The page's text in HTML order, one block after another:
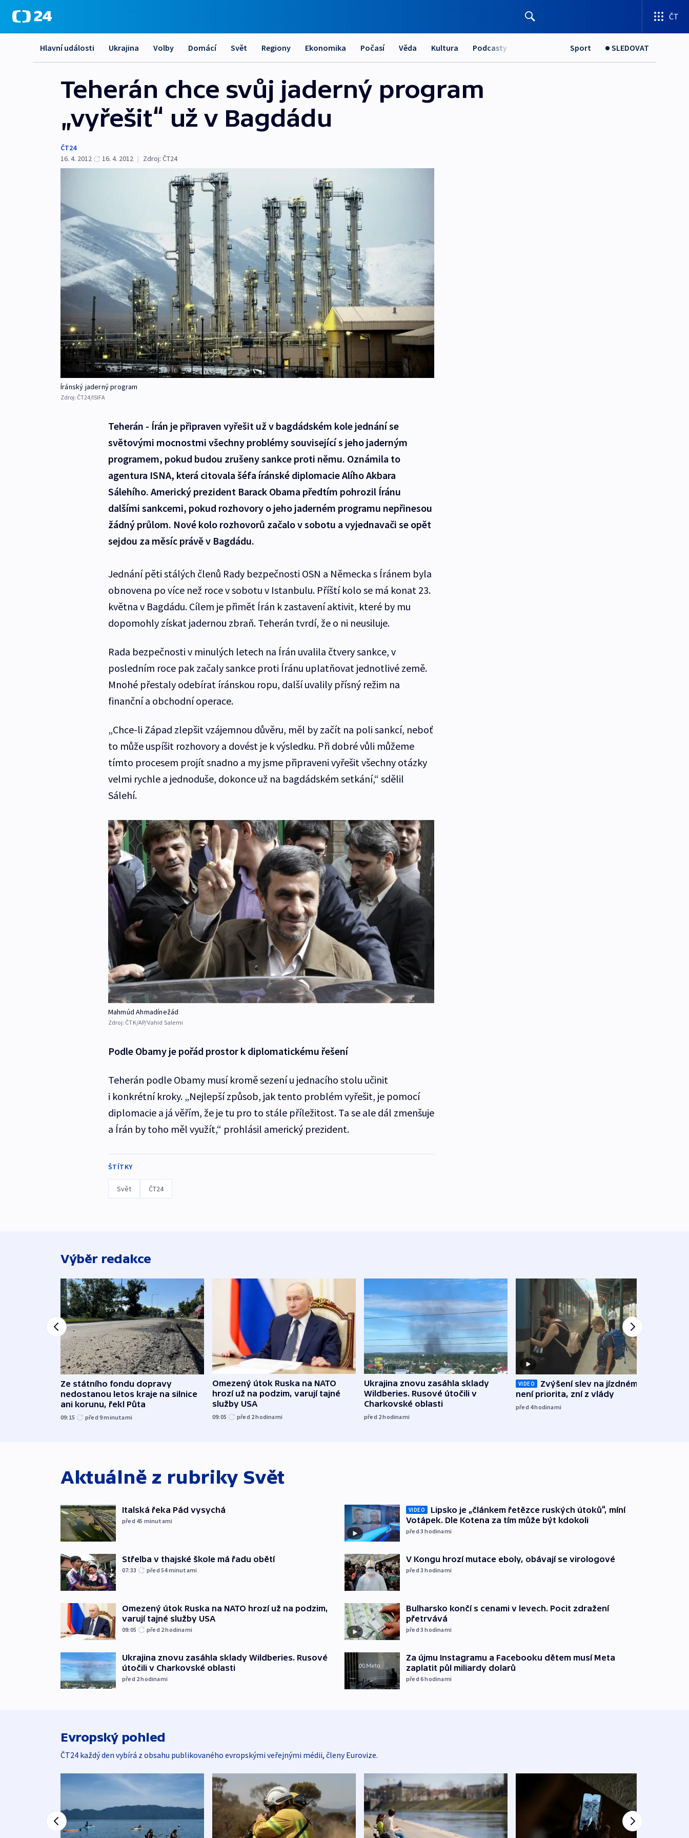
ČT
Hlavní události Ukrajina Volby Domácí Svět Regiony Ekonomika Počasí Věda Kultura Podcasty Sport SLEDOVAT
Teherán chce svůj jaderný program
„vyřešit“ už v Bagdádu
ČT24
16. 4. 2012
16. 4. 2012 | Zdroj: ČT24
Íránský jaderný program
Zdroj: ČT24/ISIFA
Teherán - Írán je připraven vyřešit už v bagdádském kole jednání se
světovými mocnostmi všechny problémy související s jeho jaderným
programem, pokud budou zrušeny sankce proti němu. Oznámila to
agentura ISNA, která citovala šéfa íránské diplomacie Alího Akbara
Sálehího. Americký prezident Barack Obama předtím pohrozil Íránu
dalšími sankcemi, pokud rozhovory o jeho jaderném programu nepřinesou
žádný průlom. Nové kolo rozhovorů začalo v sobotu a vyjednavači se opět
sejdou za měsíc právě v Bagdádu.
Jednání pěti stálých členů Rady bezpečnosti OSN a Německa s Íránem byla
obnovena po více než roce v sobotu v Istanbulu. Příští kolo se má konat 23.
května v Bagdádu. Cílem je přimět Írán k zastavení aktivit, které by mu
dopomohly získat jadernou zbraň. Teherán tvrdí, že o ni neusiluje.
Rada bezpečnosti v minulých letech na Írán uvalila čtvery sankce, v
posledním roce pak začaly sankce proti Íránu uplatňovat jednotlivé země.
Mnohé přestaly odebírat íránskou ropu, další uvalily přísný režim na
finanční a obchodní operace.
„Chce-li Západ zlepšit vzájemnou důvěru, měl by začít na poli sankcí, neboť
to může uspíšit rozhovory a dovést je k výsledku. Při dobré vůli můžeme
tímto procesem projít snadno a my jsme připraveni vyřešit všechny otázky
velmi rychle a jednoduše, dokonce už na bagdádském setkání,“ sdělil
Sálehí.
Mahmúd Ahmadínežád
Zdroj: ČTK/AP/Vahid Salemi
Podle Obamy je pořád prostor k diplomatickému řešení
Teherán podle Obamy musí kromě sezení u jednacího stolu učinit
i konkrétní kroky. „Nejlepší způsob, jak tento problém vyřešit, je pomocí
diplomacie a já věřím, že je tu pro to stále příležitost. Ta se ale dál zmenšuje
a Írán by toho měl využít,“ prohlásil americký prezident.
ŠTÍTKY
Svět ČT24
Výběr redakce
Ze státního fondu dopravy
nedostanou letos kraje na silnice
ani korunu, řekl Půta
09:15 před 9minutami
Omezený útok Ruska na NATO
hrozí už na podzim, varují tajné
služby USA
09:05 před 2hodinami
Ukrajina znovu zasáhla sklady
Wildberies. Rusové útočili v
Charkovské oblasti
před 2hodinami
VIDEO
Zvýšení slev na jízdném teď
není priorita, zní z vlády
před 4hodinami
Aktuálně z rubriky Svět
Italská řeka Pád vysychá
před 45 minutami
Střelba v thajské škole má řadu obětí
07:33 před 54minutami
Omezený útok Ruska na NATO hrozí už na podzim,
varují tajné služby USA
09:05 před 2hodinami
Ukrajina znovu zasáhla sklady Wildberies. Rusové
útočili v Charkovské oblasti
před 2hodinami
VIDEO
Lipsko je „článkem řetězce ruských útoků“, míní
Votápek. Dle Kotena za tím může být kdokoli
před 3hodinami
V Kongu hrozí mutace eboly, obávají se virologové
před 3hodinami
Bulharsko končí s cenami v levech. Pocit zdražení
přetrvává
před 3hodinami
Za újmu Instagramu a Facebooku dětem musí Meta
zaplatit půl miliardy dolarů
před 6hodinami
Evropský pohled
ČT24 každý den vybírá z obsahu publikovaného evropskými veřejnými médii, členy Eurovize.